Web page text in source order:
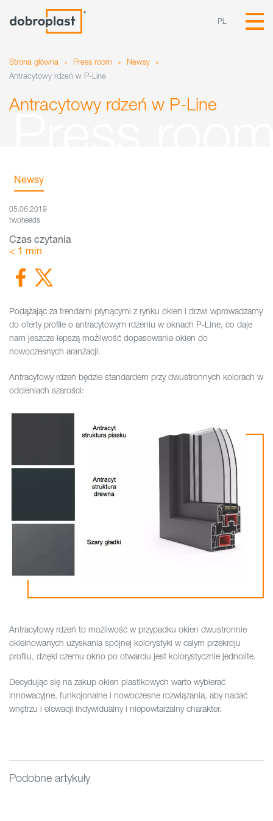
PL
Strona główna » Press room » Newsy
»
Antracytowy rdzeń w P-Line
Antracytowy rdzeń w P-Line
Podążając za trendami płynącymi z rynku okien i drzwi wprowadzamy
do oferty profile o antracytowym rdzeniu w oknach P-Line, co daje
nam jeszcze lepszą możliwość dopasowania okien do
nowoczesnych aranżacji.
Antracytowy rdzeń będzie standardem przy dwustronnych kolorach w
odcieniach szarości:
Antracytowy rdzeń to możliwość w przypadku okien dwustronnie
okleinowanych uzyskania spójnej kolorystyki w całym przekroju
profilu, dzięki czemu okno po otwarciu jest kolorystycznie jednolite.
Decydując się na zakup okien plastikowych warto wybierać
innowacyjne, funkcjonalne i nowoczesne rozwiązania, aby nadać
wnętrzu i elewacji indywidualny i niepowtarzalny charakter.
Newsy
05.06.2019
twoheads
Czas czytania
< 1 min
Podobne artykuły